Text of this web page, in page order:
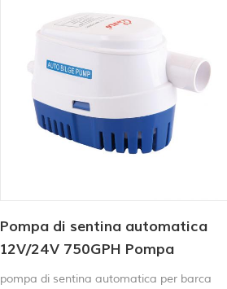
senza danni. Fornisce fino a 4,3 litri d'acqua
la pompa si avvia e si arresta
automaticamente all'apertura e alla
chiusura 6
Pompa di sentina automatica
12V/24V 750GPH Pompa
sommergibile solare CC
pompa di sentina automatica per barca